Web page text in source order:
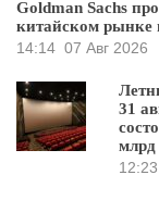
Goldman Sachs
китайском рынке
14:14 07 Авг 2026
31
12:23